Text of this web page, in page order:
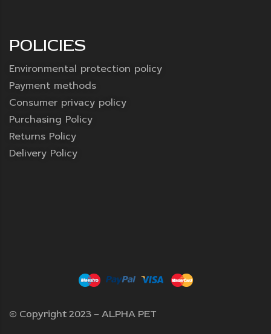
POLICIES
Environmental protection policy
Payment methods
Consumer privacy policy
Purchasing Policy
Returns Policy
Delivery Policy
© Copyright 2023 – ALPHA PET